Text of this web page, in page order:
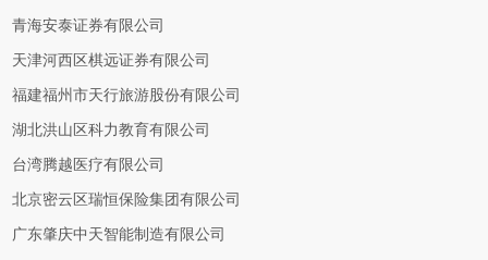
青海安泰证券有限公司
天津河西区棋远证券有限公司
福建福州市天行旅游股份有限公司
湖北洪山区科力教育有限公司
台湾腾越医疗有限公司
北京密云区瑞恒保险集团有限公司
广东肇庆中天智能制造有限公司